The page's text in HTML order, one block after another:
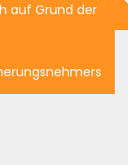
auf Grund der